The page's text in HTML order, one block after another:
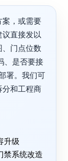
案，或需要
直接发以
门点位数
、是否要接
署。我们可
分和工程商
升级
禁系统改造